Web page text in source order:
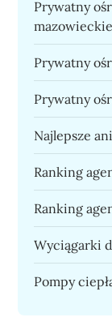
Prywatny
mazowieckie
Prywatny
Prywatny
Najlepsze
Ranking
Ranking
Wyciągarki
Pompy